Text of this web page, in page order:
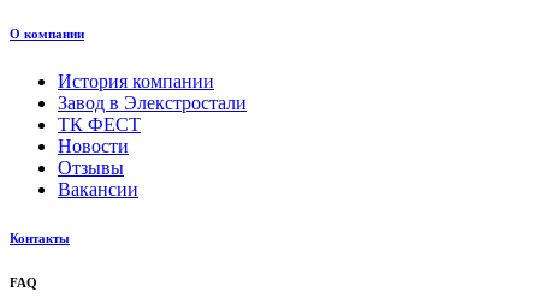
О компании
История компании
Завод в Элекстростали
ТК ФЕСТ
Новости
Отзывы
Вакансии
Контакты
FAQ